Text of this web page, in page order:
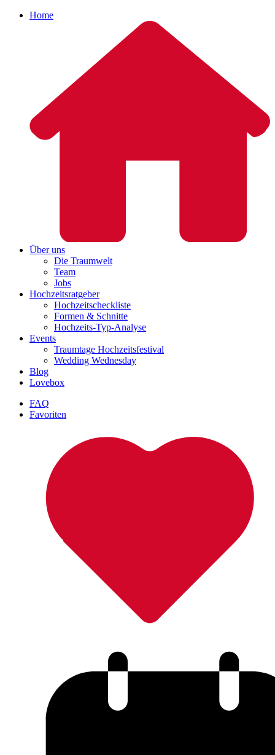
Home
Über uns
Die Traumwelt
Team
Jobs
Hochzeitsratgeber
Hochzeitscheckliste
Formen & Schnitte
Hochzeits-Typ-Analyse
Events
Traumtage Hochzeitsfestival
Wedding Wednesday
Blog
Lovebox
FAQ
Favoriten